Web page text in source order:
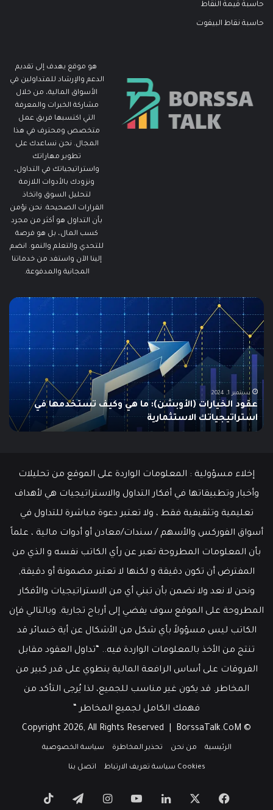
حاسبة قيمة النقاط
حاسبة نقاط البيفوت
هو موقع يهدف إلى تقديم
الدعم والإرشاد للمتداولين في
الأسواق المالية، من خلال
مشاركة الخبرات والمعرفة
التي اكتسبها فريق عمل
متخصص ومحترف في هذا
المجال. نحن نساعدك على
تطوير مهاراتك
واستراتيجياتك في التداول،
ونزودك بالأدوات اللازمة
لتحليل السوق واتخاذ
القرارات الصحيحة. نحن نؤمن
بأن التداول هو أكثر من مجرد
كسب المال، بل هو فرصة
للتحدي والتعلم والنمو. انضم
إلينا الآن واستفد من خدماتنا
المجانية والمدفوعة.
ما
هو
الـ
Swing
Trading؟
دليلك
الشامل
للمبتدئين
يونيو 10, 2025
ما هو الـ Swing Trading؟ دليلك الشامل للمبتدئين
إخلاء مسؤولية : المعلومات الواردة على الموقع من تحليلات
وأخبار وتطبيقاتها في أفكار التداول والاستراتيجيات هي لأهداف
تعليمية وتثقيفية فقط ، ولا تعتبر دعوة مباشرة للتداول في
أسواق الفوركس والأسهم / سندات/معادن أو أدوات مالية ، علماً
بأن المعلومات المطروحة تعبر عن رأي الكاتب نفسه و الذي من
المفترض أن تكون دقيقة و لكنها لا تعتبر مضمونة أو دقيقة,
ونحن لا نعد ولا نضمن بأن تبني أي من الاستراتيجيات والأفكار
المطروحة على الموقع سوف يفضي إلى أرباح تجارية. وبالتالي فإن
الكاتب ليس مسؤولاً بأي شكل من الأشكال عن أية خسائر قد
تنتج من الأخذ بالمعلومات الواردة فيه.. “تداول العقود مقابل
الفروقات على أساس الرافعة المالية ينطوي على قدر كبير من
المخاطر. قد يكون غير مناسب للجميع، لذا يُرجى التأكد من
فهمك الكامل لجميع المخاطر “
© Copyright 2026, All Rights Reserved |
BorssaTalk.CoM
الرئيسية من نحن تحذير المخاطرة سياسة الخصوصية
Cookies سياسة تعريف الارتباط اتصل بنا
فيسبوك لينكدإن ‫YouTubeانستقرامتيلقرام